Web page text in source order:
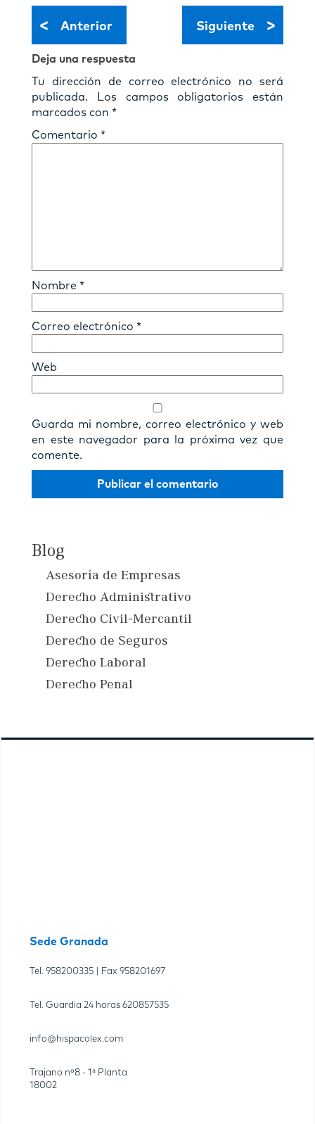
< Anterior Siguiente >
Deja una respuesta
Tu dirección de correo electrónico no será
publicada.
Los campos obligatorios están
marcados con *
Comentario *
Nombre *
Correo electrónico *
Web
Guarda mi nombre, correo electrónico y web
en este navegador para la próxima vez que
comente.
Blog
Asesoría de Empresas
Derecho Administrativo
Derecho Civil-Mercantil
Derecho de Seguros
Derecho Laboral
Derecho Penal
Sede Granada
Tel. 958200335 | Fax 958201697
Tel. Guardia 24 horas 620857535
info@hispacolex.com
Trajano nº8 - 1ª Planta
18002